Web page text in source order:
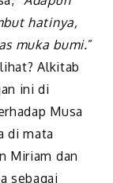
hatinya,
muka bumi.”
Alkitab
ini di
Musa
di mata
Miriam dan
sebagai